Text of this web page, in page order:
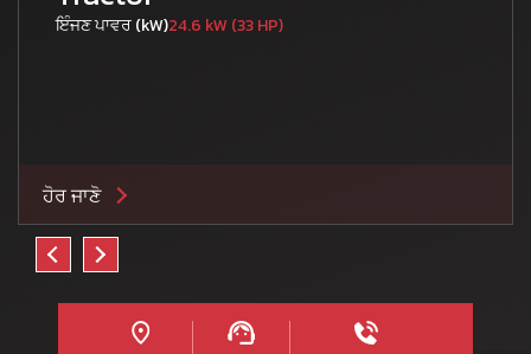
ਇੰਜਣ ਪਾਵਰ (kW)24.6 kW (33 HP)
ਹੋਰ ਜਾਣੋ